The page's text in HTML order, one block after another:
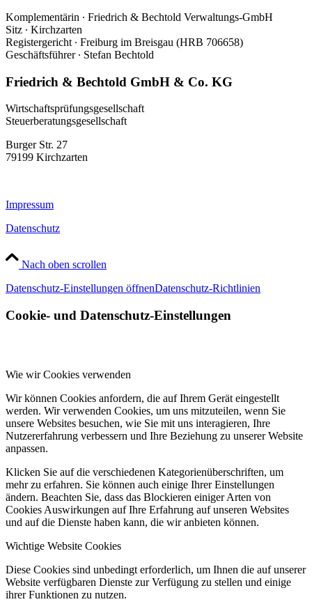
Komplementärin ∙ Friedrich & Bechtold Verwaltungs-GmbH
Sitz ∙ Kirchzarten
Registergericht ∙ Freiburg im Breisgau (HRB 706658)
Geschäftsführer ∙ Stefan Bechtold
Friedrich & Bechtold GmbH & Co. KG
Wirtschaftsprüfungsgesellschaft
Steuerberatungsgesellschaft
Burger Str. 27
79199 Kirchzarten
Impressum
Datenschutz
Nach oben scrollen
Datenschutz-Einstellungen öffnenDatenschutz-Richtlinien
Cookie- und Datenschutz-Einstellungen
Wie wir Cookies verwenden
Wir können Cookies anfordern, die auf Ihrem Gerät eingestellt
werden. Wir verwenden Cookies, um uns mitzuteilen, wenn Sie
unsere Websites besuchen, wie Sie mit uns interagieren, Ihre
Nutzererfahrung verbessern und Ihre Beziehung zu unserer Website
anpassen.
Klicken Sie auf die verschiedenen Kategorienüberschriften, um
mehr zu erfahren. Sie können auch einige Ihrer Einstellungen
ändern. Beachten Sie, dass das Blockieren einiger Arten von
Cookies Auswirkungen auf Ihre Erfahrung auf unseren Websites
und auf die Dienste haben kann, die wir anbieten können.
Wichtige Website Cookies
Diese Cookies sind unbedingt erforderlich, um Ihnen die auf unserer
Website verfügbaren Dienste zur Verfügung zu stellen und einige
ihrer Funktionen zu nutzen.